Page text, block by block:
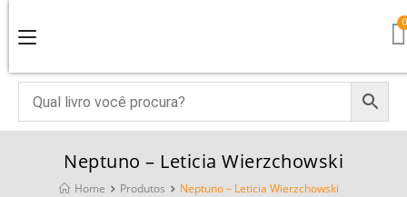
Neptuno – Leticia Wierzchowski
Home Produtos Neptuno – Leticia Wierzchowski